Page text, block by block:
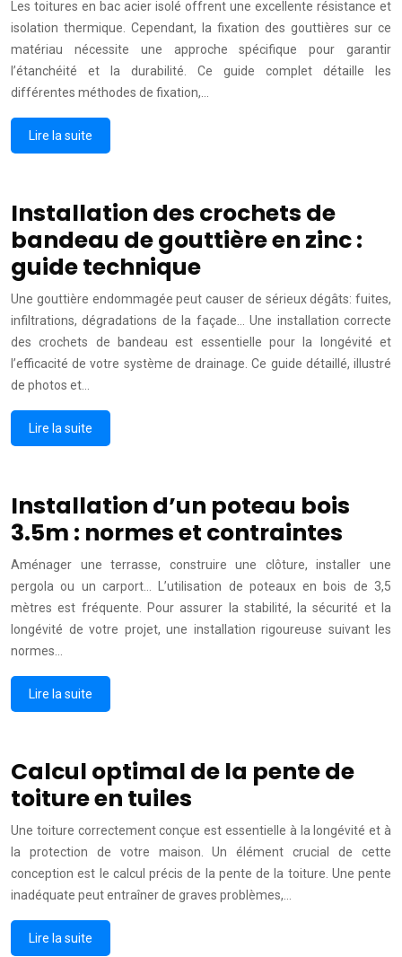
Les toitures en bac acier isolé offrent une excellente résistance et
isolation thermique. Cependant, la fixation des gouttières sur ce
matériau nécessite une approche spécifique pour garantir
l’étanchéité et la durabilité. Ce guide complet détaille les
différentes méthodes de fixation,…
Lire la suite
Installation des crochets de
bandeau de gouttière en zinc :
guide technique
Une gouttière endommagée peut causer de sérieux dégâts: fuites,
infiltrations, dégradations de la façade… Une installation correcte
des crochets de bandeau est essentielle pour la longévité et
l’efficacité de votre système de drainage. Ce guide détaillé, illustré
de photos et…
Lire la suite
Installation d’un poteau bois
3.5m : normes et contraintes
Aménager une terrasse, construire une clôture, installer une
pergola ou un carport… L’utilisation de poteaux en bois de 3,5
mètres est fréquente. Pour assurer la stabilité, la sécurité et la
longévité de votre projet, une installation rigoureuse suivant les
normes…
Lire la suite
Calcul optimal de la pente de
toiture en tuiles
Une toiture correctement conçue est essentielle à la longévité et à
la protection de votre maison. Un élément crucial de cette
conception est le calcul précis de la pente de la toiture. Une pente
inadéquate peut entraîner de graves problèmes,…
Lire la suite